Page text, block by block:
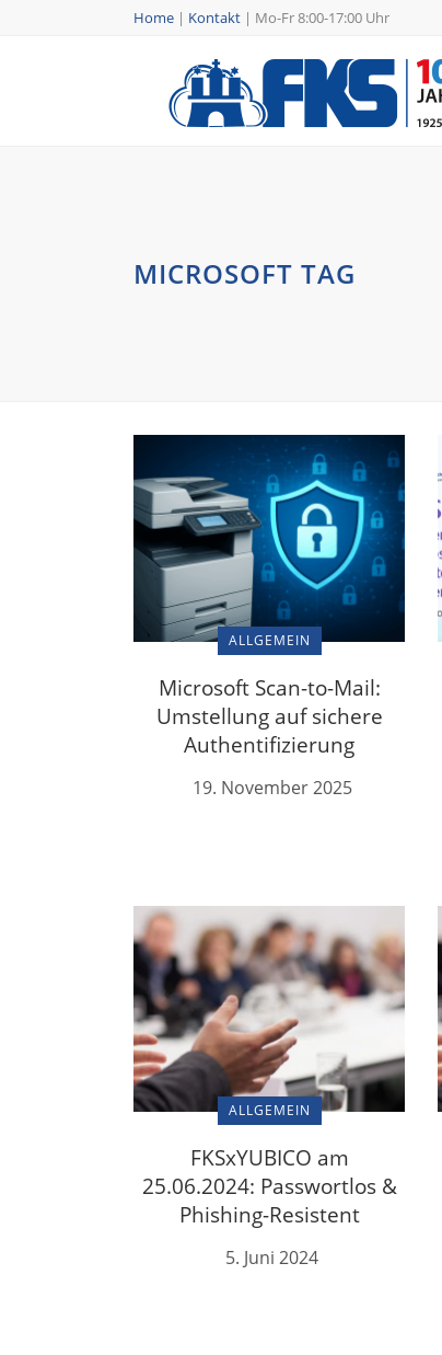
Home | Kontakt | Mo-Fr 8:00-17:00 Uhr
MICROSOFT TAG
ALLGEMEIN
Microsoft Scan-to-Mail:
Umstellung auf sichere
Authentifizierung
19. November 2025
ALLGEMEIN
FKSxYUBICO am
25.06.2024: Passwortlos &
Phishing-Resistent
5. Juni 2024